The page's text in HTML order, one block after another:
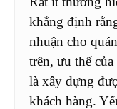
khẳng định
nhuận cho
trên, ưu thế
là xây dựng
khách hàng.